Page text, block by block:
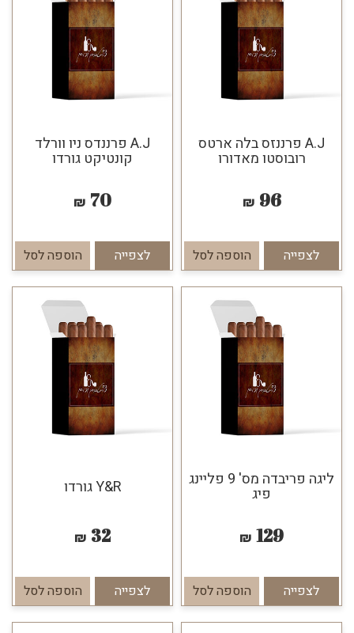
A.J פרננזס בלה ארטס
רובוסטו מאדורו
96
₪
לצפייה הוספה לסל
A.J פרננדס ניו וורלד
קונטיקט גורדו
70
₪
לצפייה הוספה לסל
ליגה פריבדה מס' 9 פליינג
פיג
129
₪
לצפייה הוספה לסל
Y&R גורדו
32
₪
לצפייה הוספה לסל